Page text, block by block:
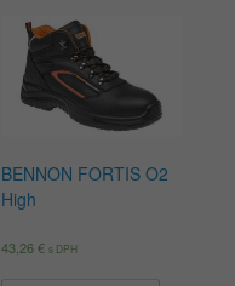
BENNON FORTIS O2
High
43,26€ s DPH